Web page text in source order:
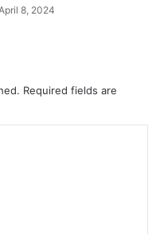
8, 2024
Required fields are